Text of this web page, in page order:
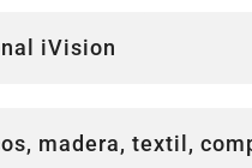
iVision
madera, textil,